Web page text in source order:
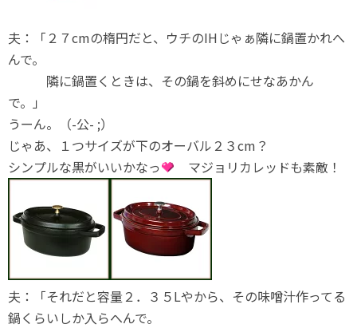
夫：「２７cmの楕円だと、ウチのIHじゃぁ隣に鍋置かれへ
んで。
隣に鍋置くときは、その鍋を斜めにせなあかん
で。」
うーん。（-公- ;）
じゃあ、１つサイズが下のオーバル２３cm？
シンプルな黒がいいかなっ
マジョリカレッドも素敵！
夫：「それだと容量２．３５Lやから、その味噌汁作ってる
鍋くらいしか入らへんで。